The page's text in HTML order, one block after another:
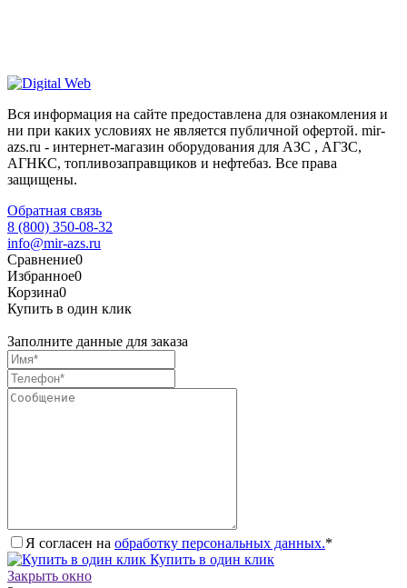
Вся информация на сайте предоставлена для ознакомления и
ни при каких условиях не является публичной офертой. mir-
azs.ru - интернет-магазин оборудования для АЗС , АГЗС,
АГНКС, топливозаправщиков и нефтебаз. Все права
защищены.
Обратная связь
8 (800) 350-08-32
info@mir-azs.ru
Сравнение0
Избранное0
Корзина0
Купить в один клик
Заполните данные для заказа
Я согласен на обработку персональных данных.*
Купить в один клик
Закрыть окно